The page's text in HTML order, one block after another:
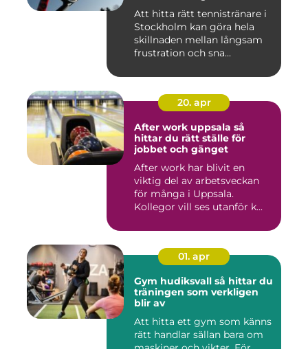
Att hitta rätt tennistränare i
Stockholm kan göra hela
skillnaden mellan långsam
frustration och sna...
20. apr
After work uppsala så
hittar du rätt ställe för
jobbet och gänget
After work har blivit en
viktig del av arbetsveckan
för många i Uppsala.
Kollegor vill ses utanför k...
01. apr
Gym hudiksvall så hittar du
träningen som verkligen
blir av
Att hitta ett gym som känns
rätt handlar sällan bara om